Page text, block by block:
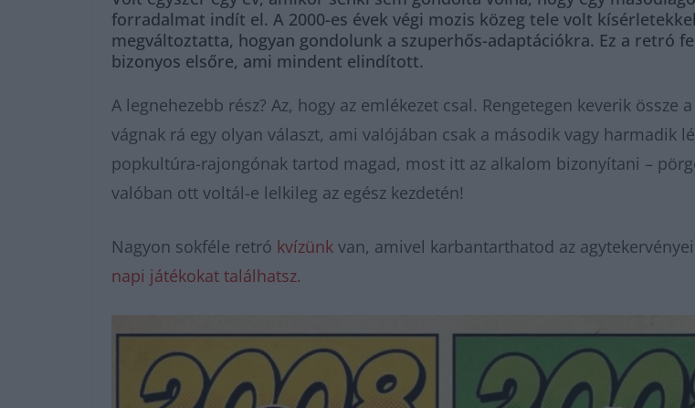
forradalmat indít el. A 2000-es évek végi mozis közeg tele volt
megváltoztatta, hogyan gondolunk a szuperhős-adaptációkra. Ez a retró
bizonyos elsőre, ami mindent elindított.
A legnehezebb rész? Az, hogy az emlékezet csal. Rengetegen keverik
vágnak rá egy olyan választ, ami valójában csak a második vagy harmadik
popkultúra-rajongónak tartod magad, most itt az alkalom bizonyítani –
valóban ott voltál-e lelkileg az egész kezdetén!
Nagyon sokféle retró kvízünk van, amivel karbantarthatod az
napi játékokat találhatsz.